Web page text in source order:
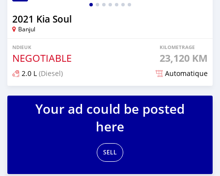
2021 Kia Soul
Banjul
NDIEUK
NEGOTIABLE
KILOMETRAGE
23,120 KM
2.0 L (Diesel) Automatique
Dougal na niou ko depuis over 1 years
Your ad could be posted
here
SELL